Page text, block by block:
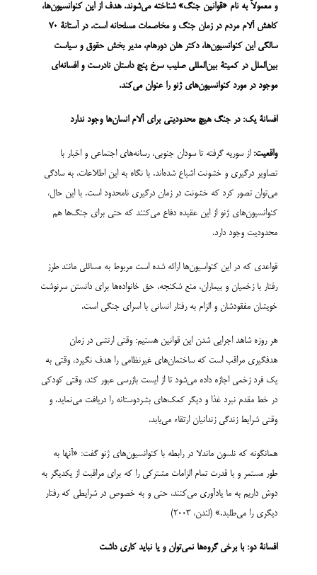
و معمولاً به نام «قوانین جنگ» شناخته می‌شوند. هدف از این کنوانسیون‌ها،
کاهش آلام مردم در زمان جنگ و مخاصمات مسلحانه است. در آستانۀ 70
سالگی این کنوانسیون‌ها، دکتر هلن دورهام، مدیر بخش حقوق و سیاست
بین‌الملل در کمیتۀ بین‌المللی صلیب سرخ پنج داستان نادرست و افسانه‌ای
موجود در مورد کنوانسیون‌های ژنو را عنوان می‌کند.
افسانۀ یک: در جنگ هیچ محدودیتی برای آلام انسان‌ها وجود ندارد
واقعیت: از سوریه گرفته تا سودان جنوبی، رسانه‌های اجتماعی و اخبار با
تصاویر درگیری و خشونت اشباع شده‌اند. با نگاه به این اطلاعات، به سادگی
می‌توان تصور کرد که خشونت در زمان درگیری نامحدود است. با این حال،
کنوانسیون‌های ژنو از این عقیده دفاع می‌کنند که حتی برای جنگ‌ها هم
محدودیت وجود دارد.
قواعدی که در این کنواسیون‌ها ارائه شده‌ است مربوط به مسائلی مانند طرز
رفتار با زخمیان و بیماران، منع شکنجه، حق خانواده‌ها برای دانستن سرنوشت
خویشان مفقودشان و الزام به رفتار انسانی با اسرای جنگی است.
هر روزه شاهد اجرایی شدن این قوانین هستیم: وقتی ارتشی در زمان
هدفگیری مراقب است که ساختمان‌های غیرنظامی را هدف نگیرد، وقتی به
یک فرد زخمی اجازه داده می‌شود تا از ایست بازرسی عبور کند، وقتی کودکی
در خط مقدم نبرد غذا و دیگر کمک‌های بشردوستانه را دریافت می‌نماید، و
وقتی شرایط زندگی زندانیان ارتقاء می‌یابد.
همانگونه که نلسون ماندلا در رابطه با کنوانسیون‌های ژنو گفت: «آنها به
طور مستمر و با قدرت تمام الزامات مشترکی را که برای مراقبت از یکدیگر به
دوش داریم به ما یادآوری می‌کنند، حتی و به خصوص در شرایطی که رفتار
دیگری را می‌طلبد.» (لندن، 2003)
افسانۀ دو: با برخی گروه‌ها نمی‌توان و یا نباید کاری داشت